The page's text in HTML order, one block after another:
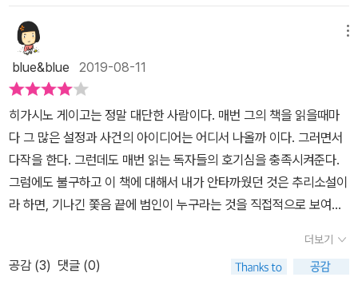
리즈 제4권 <둘 중 누군가 그녀를 죽였다>는 용의자 중에 누가 범인
인지를 찾는 것이 목적인 전형적인 '후더닛' 계열의 소설이다. 제목에
서 미리 예고하고 있듯이 이 소설에서 주요 용의자는 두 명이다. 둘 중
누군가 그녀를 죽였는지를 추리하는 것만으로는 400쪽 분량의 소설
을 채우기 어렵다고 느꼈는지, 작가는 여기에 또 다른 탐정 하나를 더
한다. 바로 가가 형사와는 별개로 사건의 진실을 추리하는 피해자의
오빠 야스마사다. 히가시노 게이고의 소설에는 이런 식으로 피해자
(때로는 가해자)의 유족이 경찰에 사건 수사를 일임하지 않고 직접 수
사를 하는 경우가 종종 있다. (예 : <백조와 박쥐>)사랑하는 사람을
죽게 한 범인을 스스로 찾아내 복수하고 싶은 유족의 마음은 이해하
지만, 법치주의 사회에서 사적제재는 용인되기 어렵고, 무엇보다 전
문 수사기관이 아닌 일반인이 경찰도 찾기 힘든 범인을 찾아내기란
blue&blue 2019-08-11
히가시노 게이고는 정말 대단한 사람이다. 매번 그의 책을 읽을때마
다 그 많은 설정과 사건의 아이디어는 어디서 나올까 이다. 그러면서
다작을 한다. 그런데도 매번 읽는 독자들의 호기심을 충족시켜준다.
그럼에도 불구하고 이 책에 대해서 내가 안타까웠던 것은 추리소설이
라 하면, 기나긴 쫓음 끝에 범인이 누구라는 것을 직접적으로 보여줘
범인이 누구일지에 대해 집약해서 보여준다. 그들일수밖에 없는 증거
들을 제시하고 있기는 하다. 그렇지만 독자에게 범인을 맞춰봐라 하
더보기
공감 (3) 댓글 (0)